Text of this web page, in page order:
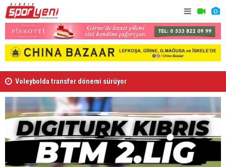
Voleybolda transfer dönemi sürüyor